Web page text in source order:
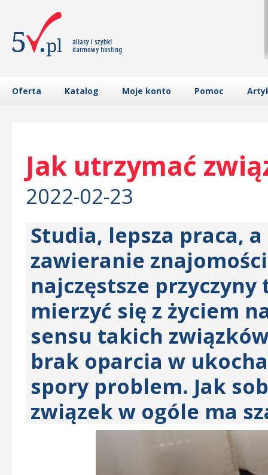
Oferta Katalog Moje konto Pomoc
Jak utrzymać
2022-02-23
Studia, lepsza praca,
zawieranie
najczęstsze
mierzyć się z życiem
sensu takich
brak oparcia w
spory problem. Jak
związek w ogóle ma